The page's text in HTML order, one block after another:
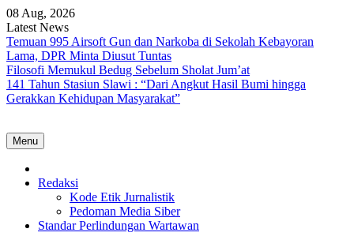
Skip
to
content
08 Aug, 2026
Latest News
Temuan 995 Airsoft Gun dan Narkoba di Sekolah Kebayoran
Lama, DPR Minta Diusut Tuntas
Filosofi Memukul Bedug Sebelum Sholat Jum’at
141 Tahun Stasiun Slawi : “Dari Angkut Hasil Bumi hingga
Gerakkan Kehidupan Masyarakat”
Menu
Redaksi
Kode Etik Jurnalistik
Pedoman Media Siber
Standar Perlindungan Wartawan